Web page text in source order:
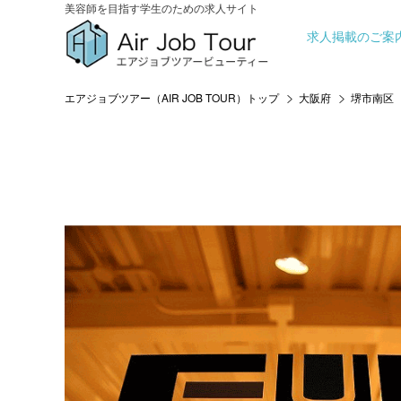
美容師を目指す学生のための求人サイト
求人掲載のご案
エアジョブツアー（AIR JOB TOUR）トップ 大阪府 堺市南区